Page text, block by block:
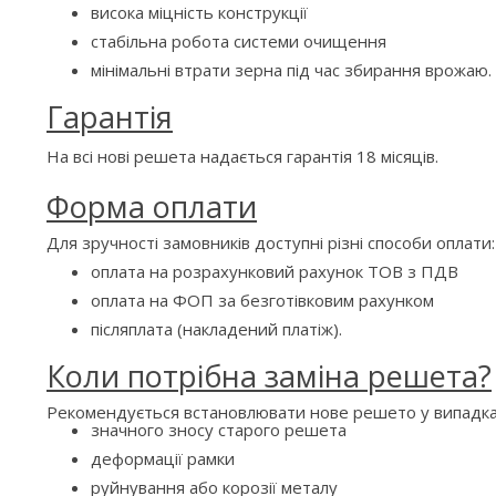
висока міцність конструкції
стабільна робота системи очищення
мінімальні втрати зерна під час збирання врожаю.
Гарантія
На всі нові решета надається гарантія 18 місяців.
Форма оплати
Для зручності замовників доступні різні способи оплати:
оплата на розрахунковий рахунок ТОВ з ПДВ
оплата на ФОП за безготівковим рахунком
післяплата (накладений платіж).
Коли потрібна заміна решета?
Рекомендується встановлювати нове решето у
значного зносу старого решета
деформації рамки
руйнування або корозії металу